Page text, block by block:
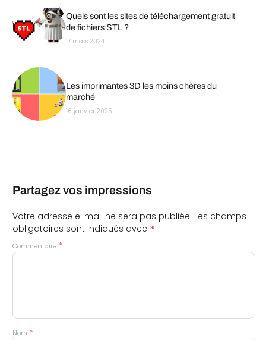
Quels sont les sites de téléchargement gratuit
de fichiers STL ?
17 mars 2024
Les imprimantes 3D les moins chères du
marché
16 janvier 2025
Partagez vos impressions
Votre adresse e-mail ne sera pas publiée. Les champs
obligatoires sont indiqués avec *
Commentaire *
Nom *